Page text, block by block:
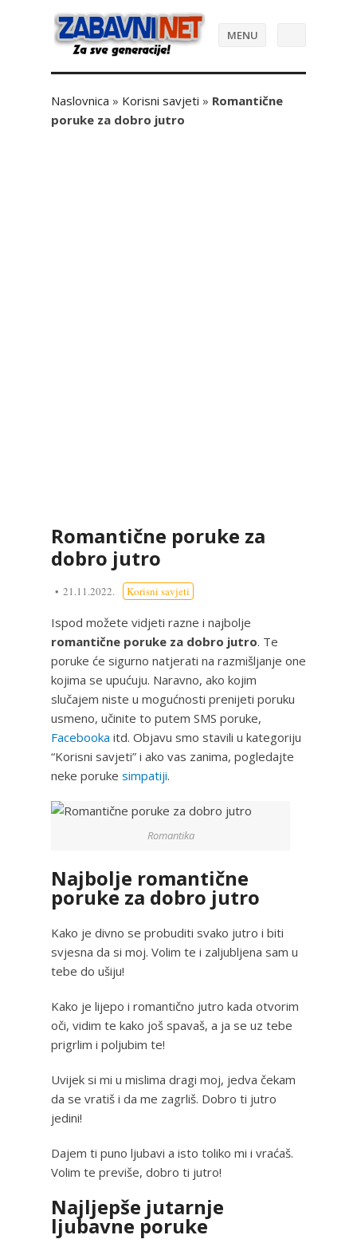
MENU
Naslovnica » Korisni savjeti » Romantične
poruke za dobro jutro
Romantične poruke za
dobro jutro
21.11.2022. Korisni savjeti
Ispod možete vidjeti razne i najbolje
romantične poruke za dobro jutro. Te
poruke će sigurno natjerati na razmišljanje one
kojima se upućuju. Naravno, ako kojim
slučajem niste u mogućnosti prenijeti poruku
usmeno, učinite to putem SMS poruke,
Facebooka itd. Objavu smo stavili u kategoriju
“Korisni savjeti” i ako vas zanima, pogledajte
neke poruke simpatiji.
Romantika
Najbolje romantične
poruke za dobro jutro
Kako je divno se probuditi svako jutro i biti
svjesna da si moj. Volim te i zaljubljena sam u
tebe do ušiju!
Kako je lijepo i romantično jutro kada otvorim
oči, vidim te kako još spavaš, a ja se uz tebe
prigrlim i poljubim te!
Uvijek si mi u mislima dragi moj, jedva čekam
da se vratiš i da me zagrliš. Dobro ti jutro
jedini!
Dajem ti puno ljubavi a isto toliko mi i vraćaš.
Volim te previše, dobro ti jutro!
Najljepše jutarnje
ljubavne poruke